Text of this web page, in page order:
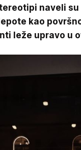
naveli su
kao
leže upravo u